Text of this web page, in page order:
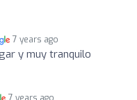
7 years ago
y muy tranquilo